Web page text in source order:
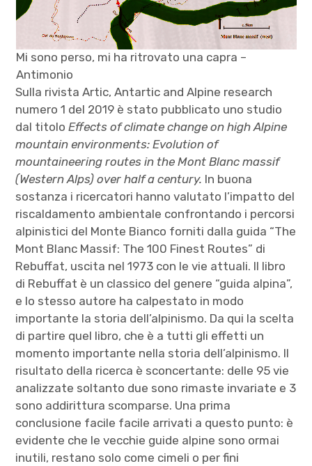
Mi sono perso, mi ha ritrovato una capra –
Antimonio
Sulla rivista Artic, Antartic and Alpine research
numero 1 del 2019 è stato pubblicato uno studio
dal titoloEffects of climate change on high Alpine
mountain environments: Evolution of
mountaineering routes in the Mont Blanc massif
(Western Alps) over half a century. In buona
sostanza i ricercatori hanno valutato l’impatto del
riscaldamento ambientale confrontando i percorsi
alpinistici del Monte Bianco forniti dalla guida “The
Mont Blanc Massif: The 100 Finest Routes” di
Rebuffat, uscita nel 1973 con le vie attuali. Il libro
di Rebuffat è un classico del genere “guida alpina”,
e lo stesso autore ha calpestato in modo
importante la storia dell’alpinismo. Da qui la scelta
di partire quel libro, che è a tutti gli effetti un
momento importante nella storia dell’alpinismo. Il
risultato della ricerca è sconcertante: delle 95 vie
analizzate soltanto due sono rimaste invariate e 3
sono addirittura scomparse. Una prima
conclusione facile facile arrivati a questo punto: è
evidente che le vecchie guide alpine sono ormai
inutili, restano solo come cimeli o per fini